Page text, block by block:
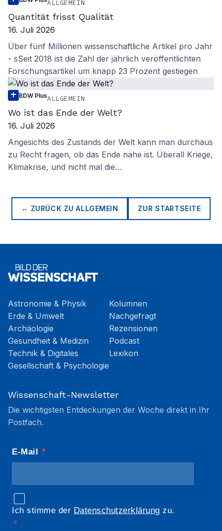
ALLGEMEIN
Quantität frisst Qualität
16. Juli 2026
Über fünf Millionen wissenschaftliche Artikel pro Jahr
- sSeit 2018 ist die Zahl der jährlich veröffentlichten
Forschungsartikel um knapp 23 Prozent gestiegen
BDW PlusALLGEMEIN
Wo ist das Ende der Welt?
16. Juli 2026
Angesichts des Zustands der Welt kann man durchaus
zu Recht fragen, ob das Ende nahe ist. Überall Kriege,
Klimakrise, und nicht mal die…
← ZURÜCK ZUALLGEMEIN ZUR STARTSEITE
Astronomie & Physik
Erde & Umwelt
Archäologie
Gesundheit & Medizin
Technik & Digitales
Gesellschaft & Psychologie
Kolumnen
Nachgefragt
Rezensionen
Podcast
Lexikon
Wissenschaft-Newsletter
Die wichtigsten Entdeckungen der Woche direkt in Ihr
Postfach.